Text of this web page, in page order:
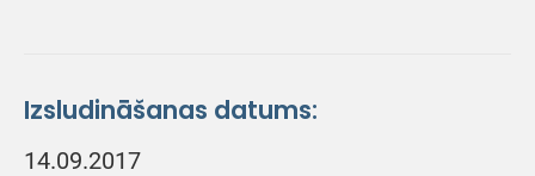
Izsludināšanas datums:
14.09.2017